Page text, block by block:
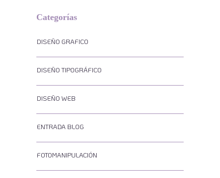
Categorías
DISEÑO GRAFICO
DISEÑO TIPOGRÁFICO
DISEÑO WEB
ENTRADA BLOG
FOTOMANIPULACIÓN